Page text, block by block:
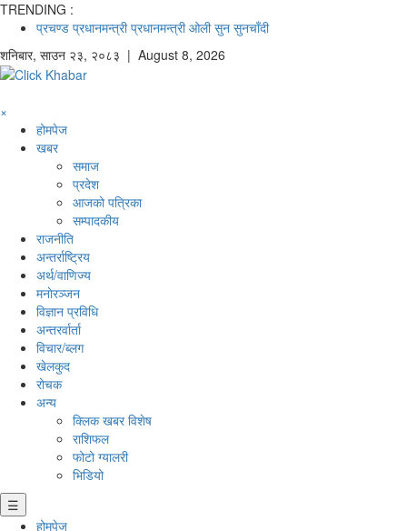
TRENDING :
प्रचण्ड प्रधानमन्त्री प्रधानमन्त्री ओली सुन सुनचाँदी
शनिबार, साउन २३, २०८३ | August 8, 2026
×
होमपेज
खबर
समाज
प्रदेश
आजको पत्रिका
सम्पादकीय
राजनीति
अन्तर्राष्ट्रिय
अर्थ/वाणिज्य
मनाेरञ्जन
विज्ञान प्रविधि
अन्तरर्वार्ता
विचार/ब्लग
खेलकुद
रोचक
अन्य
क्लिक खबर विशेष
राशिफल
फोटो ग्यालरी
भिडियो
☰
होमपेज